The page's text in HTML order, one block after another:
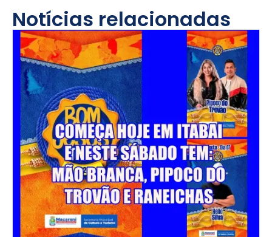
Notícias relacionadas